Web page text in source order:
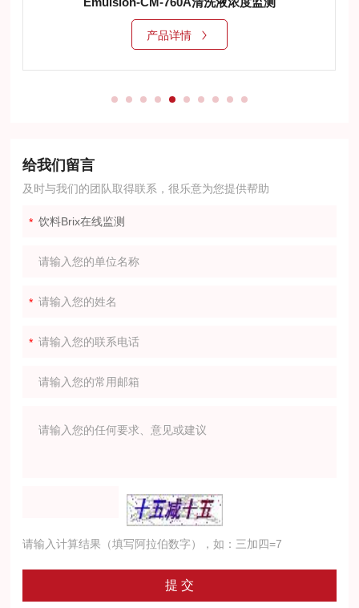
产品详情
给我们留言
及时与我们的团队取得联系，很乐意为您提供帮助
请输入计算结果（填写阿拉伯数字），如：三加四=7